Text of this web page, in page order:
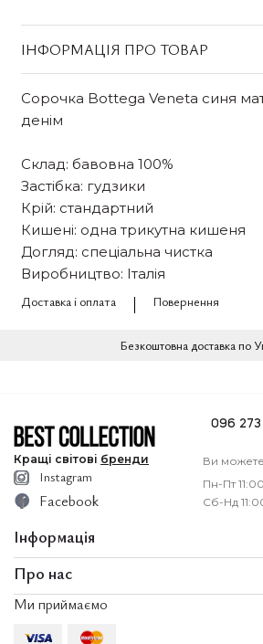
ІНФОРМАЦІЯ ПРО ТОВАР
Сорочка Bottega Veneta синя
денім
Склад: бавовна 100%
Застібка: гудзики
Крій: стандартний
Кишені: одна трикутна кишеня
Догляд: спеціальна чистка
Виробництво: Італія
Доставка і оплата
Повернення
Безкоштовна доставка по
Кращі світові бренди
096
Ви
Пн-Пт
Сб-Нд
Про нас
Послуги
Інформація
Доставка і оплата
Instagram
Facebook
Ми приймаємо